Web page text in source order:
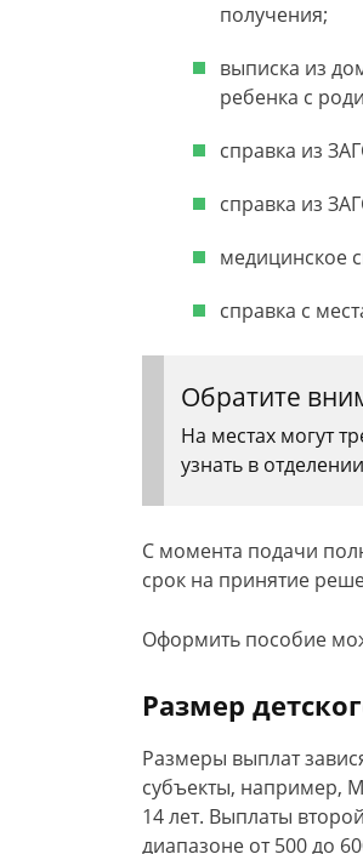
получения;
выписка из
ребенка с
справка из
справка из
медицинское
справка с
Обратите
На местах могут
узнать в
С момента подачи
срок на принятие
Оформить пособие
Размер
Размеры выплат
субъекты, например,
14 лет. Выплаты
диапазоне от 500 до